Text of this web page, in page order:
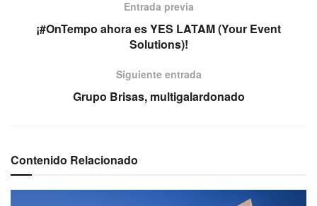
Entrada previa
¡#OnTempo ahora es YES LATAM (Your Event
Solutions)!
Siguiente entrada
Grupo Brisas, multigalardonado
Contenido Relacionado